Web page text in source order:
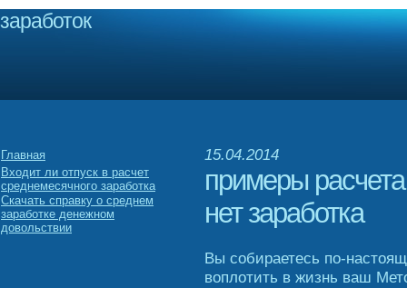
заработок
Главная
Входит ли отпуск в расчет
среднемесячного заработка
Скачать справку о среднем
заработке денежном
довольствии
15.04.2014
примеры
нет заработка
Вы собираетесь по-
воплотить в жизнь ваш